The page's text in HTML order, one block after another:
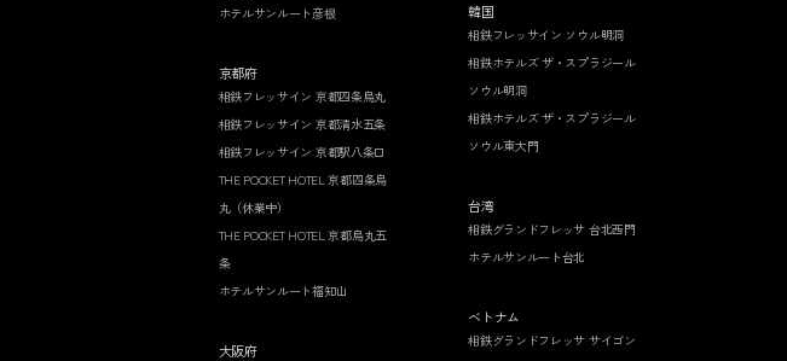
ホテルサンルート彦根
京都府
相鉄フレッサイン 京都四条烏丸
相鉄フレッサイン 京都清水五条
相鉄フレッサイン 京都駅八条口
THE POCKET HOTEL 京都四条烏
丸（休業中）
THE POCKET HOTEL 京都烏丸五
条
ホテルサンルート福知山
大阪府
韓国
相鉄フレッサイン ソウル明洞
相鉄ホテルズ ザ・スプラジール
ソウル明洞
相鉄ホテルズ ザ・スプラジール
ソウル東大門
台湾
相鉄グランドフレッサ 台北西門
ホテルサンルート台北
ベトナム
相鉄グランドフレッサ サイゴン